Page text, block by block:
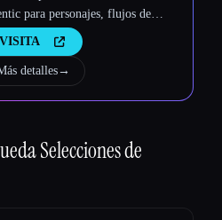
para personajes, flujos de
y vídeos coherentes
VISITA
detalles→
Selecciones de